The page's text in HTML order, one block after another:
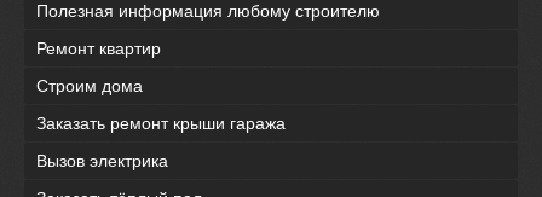
Полезная информация любому строителю
Ремонт квартир
Строим дома
Заказать ремонт крыши гаража
Вызов электрика